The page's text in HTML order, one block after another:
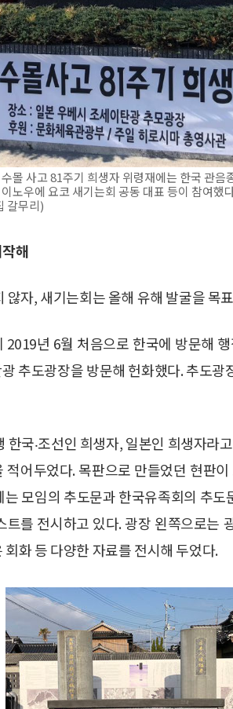
몰 사고 81주기 희생자 위령재에는 한국 관음
노우에 요코 새기는회 공동 대표 등이 참여했
갈무리)
해
않자, 새기는회는 올해 유해 발굴을 목
년 6월 처음으로 한국에 방문해
추도광장을 방문해 헌화했다. 추도
한국‧조선인 희생자, 일본인 희생자라
어두었다. 목판으로 만들었던 현판
모임의 추도문과 한국유족회의 추
를 전시하고 있다. 광장 왼쪽으로는
화 등 다양한 자료를 전시해 두었다.